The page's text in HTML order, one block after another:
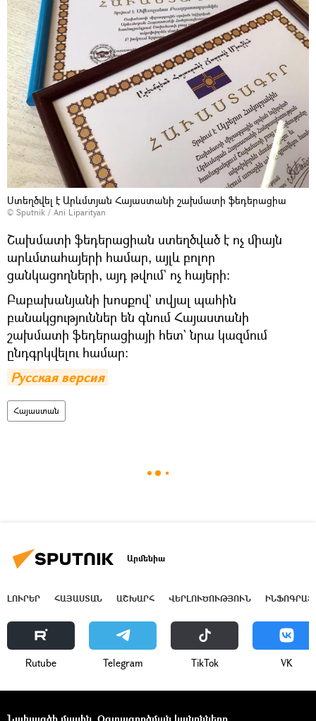
Ստեղծվել է Արևմտյան Հայաստանի շախմատի ֆեդերացիա
© Sputnik / Ani Liparityan
Շախմատի ֆեդերացիան ստեղծված է ոչ միայն
արևմտահայերի համար, այլև բոլոր
ցանկացողների, այդ թվում` ոչ հայերի։
Բաբախանյանի խոսքով` տվյալ պահին
բանակցություններ են գնում Հայաստանի
շախմատի ֆեդերացիայի հետ` նրա կազմում
ընդգրկվելու համար։
Русская версия
Հայաստան
Արմենիա
ԼՈՒՐԵՐ ՀԱՅԱՍՏԱՆ ԱՇԽԱՐՀ ՎԵՐԼՈՒԾՈՒԹՅՈՒՆ
Rutube Telegram ТikТоk VK